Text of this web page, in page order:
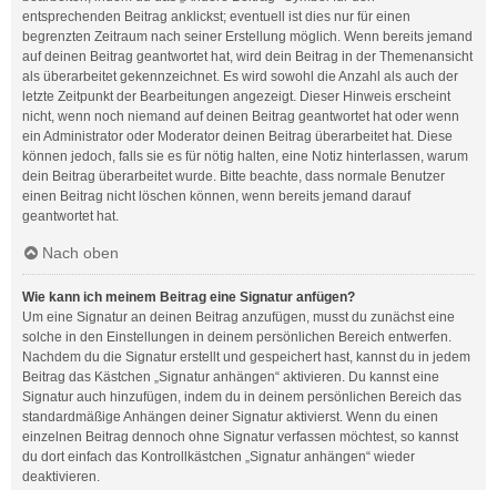
entsprechenden Beitrag anklickst; eventuell ist dies nur für einen
begrenzten Zeitraum nach seiner Erstellung möglich. Wenn bereits jemand
auf deinen Beitrag geantwortet hat, wird dein Beitrag in der Themenansicht
als überarbeitet gekennzeichnet. Es wird sowohl die Anzahl als auch der
letzte Zeitpunkt der Bearbeitungen angezeigt. Dieser Hinweis erscheint
nicht, wenn noch niemand auf deinen Beitrag geantwortet hat oder wenn
ein Administrator oder Moderator deinen Beitrag überarbeitet hat. Diese
können jedoch, falls sie es für nötig halten, eine Notiz hinterlassen, warum
dein Beitrag überarbeitet wurde. Bitte beachte, dass normale Benutzer
einen Beitrag nicht löschen können, wenn bereits jemand darauf
geantwortet hat.
Nach oben
Wie kann ich meinem Beitrag eine Signatur anfügen?
Um eine Signatur an deinen Beitrag anzufügen, musst du zunächst eine
solche in den Einstellungen in deinem persönlichen Bereich entwerfen.
Nachdem du die Signatur erstellt und gespeichert hast, kannst du in jedem
Beitrag das Kästchen „Signatur anhängen“ aktivieren. Du kannst eine
Signatur auch hinzufügen, indem du in deinem persönlichen Bereich das
standardmäßige Anhängen deiner Signatur aktivierst. Wenn du einen
einzelnen Beitrag dennoch ohne Signatur verfassen möchtest, so kannst
du dort einfach das Kontrollkästchen „Signatur anhängen“ wieder
deaktivieren.